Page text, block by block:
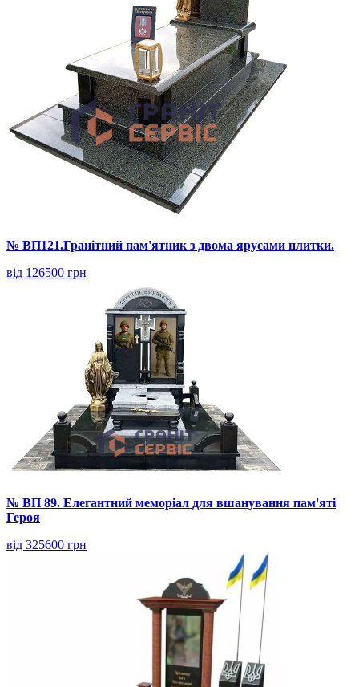
№ ВП121.Гранітний пам'ятник з двома ярусами плитки.
від 126500 грн
№ ВП 89. Елегантний меморіал для вшанування пам'яті
Героя
від 325600 грн